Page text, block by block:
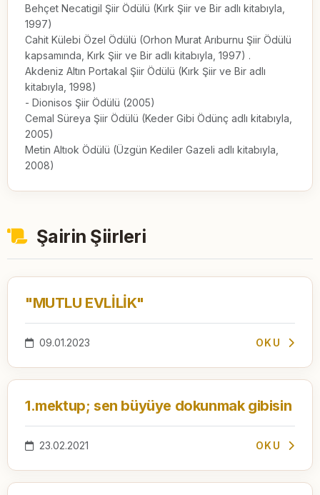
Behçet Necatigil Şiir Ödülü (Kırk Şiir ve Bir adlı kitabıyla,
1997)
Cahit Külebi Özel Ödülü (Orhon Murat Arıburnu Şiir Ödülü
kapsamında, Kırk Şiir ve Bir adlı kitabıyla, 1997) .
Akdeniz Altın Portakal Şiir Ödülü (Kırk Şiir ve Bir adlı
kitabıyla, 1998)
- Dionisos Şiir Ödülü (2005)
Cemal Süreya Şiir Ödülü (Keder Gibi Ödünç adlı kitabıyla,
2005)
Metin Altıok Ödülü (Üzgün Kediler Gazeli adlı kitabıyla,
2008)
Şairin Şiirleri
"MUTLU EVLİLİK"
09.01.2023 OKU
1.mektup; sen büyüye dokunmak gibisin
23.02.2021 OKU